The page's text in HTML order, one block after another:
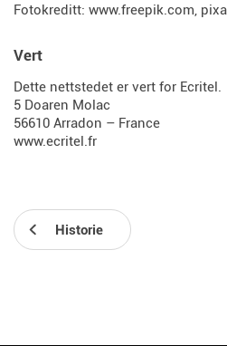
Fotokreditt: www.freepik.com,
Vert
Dette nettstedet er vert for Ecritel.
5 Doaren Molac
56610 Arradon – France
www.ecritel.fr
Historie